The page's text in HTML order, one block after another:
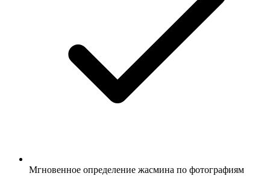
Мгновенное определение жасмина по фотографиям